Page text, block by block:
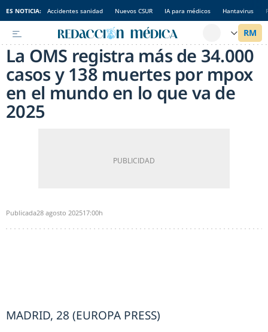
ES NOTICIA: Accidentes sanidad Nuevos CSUR IA para médicos Hantavirus
La OMS registra más de 34.000
casos y 138 muertes por mpox
en el mundo en lo que va de
2025
Publicada28 agosto 202517:00h
MADRID, 28 (EUROPA PRESS)